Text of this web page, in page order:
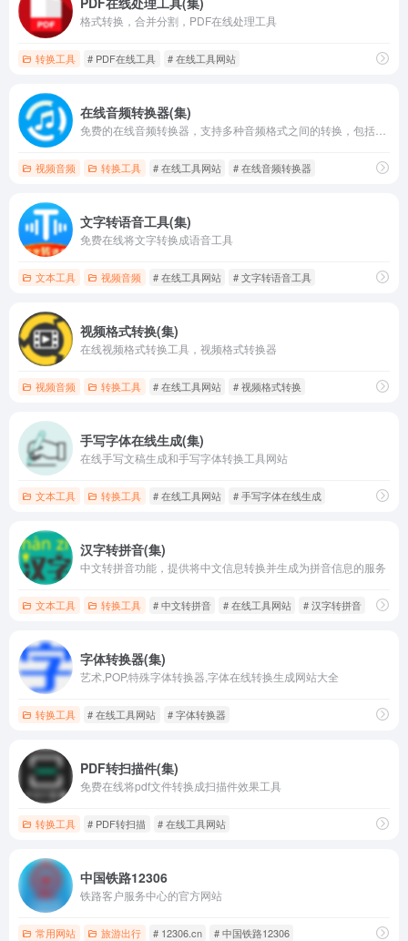
格式转换，合并分割，PDF在线处理工具
转换工具 # PDF在线工具 # 在线工具网站
在线音频转换器(集)
视频音频 转换工具 # 在线工具网站 # 在线音频转换器
文字转语音工具(集)
免费在线将文字转换成语音工具
文本工具 视频音频 # 在线工具网站 # 文字转语音工具
视频格式转换(集)
在线视频格式转换工具，视频格式转换器
视频音频 转换工具 # 在线工具网站 # 视频格式转换
手写字体在线生成(集)
在线手写文稿生成和手写字体转换工具网站
文本工具 转换工具 # 在线工具网站 # 手写字体在线生成
汉字转拼音(集)
中文转拼音功能，提供将中文信息转换并生成为拼音信息的服务
文本工具 转换工具 # 中文转拼音 # 在线工具网站 # 汉字转拼音
字体转换器(集)
艺术,POP,特殊字体转换器,字体在线转换生成网站大全
转换工具 # 在线工具网站 # 字体转换器
PDF转扫描件(集)
免费在线将pdf文件转换成扫描件效果工具
转换工具 # PDF转扫描 # 在线工具网站
中国铁路12306
铁路客户服务中心的官方网站
常用网站 旅游出行 # 12306.cn # 中国铁路12306